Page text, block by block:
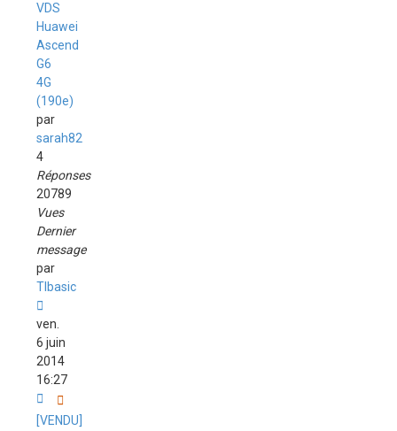
VDS
Huawei
Ascend
G6
4G
(190e)
par
sarah82
4
Réponses
20789
Vues
Dernier
message
par
TIbasic
ven.
6 juin
2014
16:27
[VENDU]